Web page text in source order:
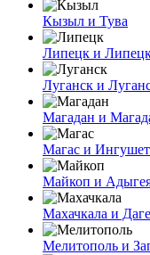
Кызыл и Тува
Липецк и
Луганск и
Магадан и
Магас и
Майкоп и
Махачкала и
Мелитополь и